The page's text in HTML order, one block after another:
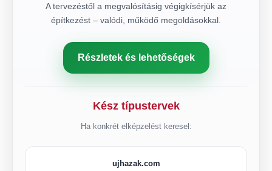
A tervezéstől a megvalósításig végigkísérjük az
építkezést – valódi, működő megoldásokkal.
Részletek és lehetőségek
Kész típustervek
Ha konkrét elképzelést keresel:
ujhazak.com